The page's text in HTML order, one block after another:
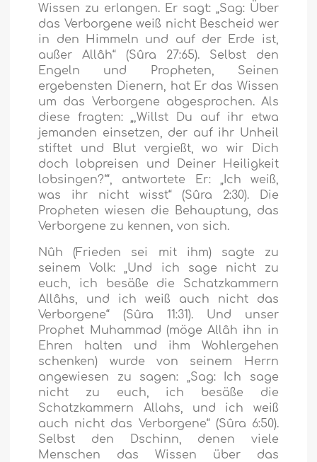
Wissen zu erlangen. Er sagt: „Sag: Über
das Verborgene weiß nicht Bescheid wer
in den Himmeln und auf der Erde ist,
außer Allâh“ (Sûra 27:65). Selbst den
Engeln und Propheten, Seinen
ergebensten Dienern, hat Er das Wissen
um das Verborgene abgesprochen. Als
diese fragten:„‚Willst Du auf ihr etwa
jemanden einsetzen, der auf ihr Unheil
stiftet und Blut vergießt, wo wir Dich
doch lobpreisen und Deiner Heiligkeit
lobsingen?‘“, antwortete Er:„Ich weiß,
was ihr nicht wisst“(Sûra 2:30). Die
Propheten wiesen die Behauptung, das
Verborgene zu kennen, von sich.
Nûh (Frieden sei mit ihm) sagte zu
seinem Volk:„Und ich sage nicht zu
euch, ich besäße die Schatzkammern
Allâhs, und ich weiß auch nicht das
Verborgene“ (Sûra 11:31). Und unser
Prophet Muhammad (möge Allâh ihn in
Ehren halten und ihm Wohlergehen
schenken) wurde von seinem Herrn
angewiesen zu sagen: „Sag: Ich sage
nicht zu euch, ich besäße die
Schatzkammern Allahs, und ich weiß
auch nicht das Verborgene“(Sûra 6:50).
Selbst den Dschinn, denen viele
Menschen das Wissen über das